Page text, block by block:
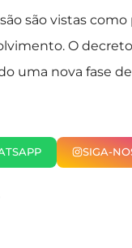
são vistas
O
uma nova fase
SIGA-